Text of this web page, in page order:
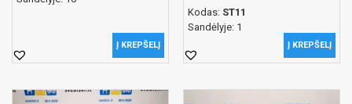
Į KREPŠELĮ
Kodas: ST11
Sandėlyje: 1
Į KREPŠELĮ